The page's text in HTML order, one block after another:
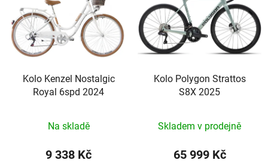
Kolo Kenzel Nostalgic
Royal 6spd 2024
Na skladě
9 338 Kč
Kolo Polygon Strattos
S8X 2025
Skladem v prodejně
65 999 Kč